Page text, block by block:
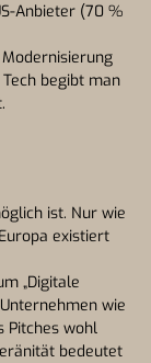
Anbieter (70 %
Modernisierung
begibt man
ist. Nur wie
existiert
„Digitale
wie
Pitches wohl
bedeutet